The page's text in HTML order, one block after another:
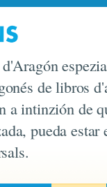
de libros
a intinzión de
pueda estar